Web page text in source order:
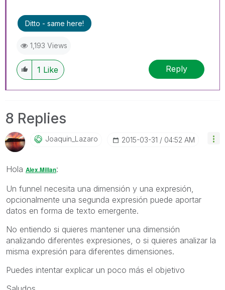
Ditto - same here!
1,193 Views
1 Like Reply
8 Replies
Joaquin_Lazaro ‎2015-03-31 04:52 AM
Hola Alex.Millan:
Un funnel necesita una dimensión y una expresión,
opcionalmente una segunda expresión puede aportar
datos en forma de texto emergente.
No entiendo si quieres mantener una dimensión
analizando diferentes expresiones, o si quieres analizar la
misma expresión para diferentes dimensiones.
Puedes intentar explicar un poco más el objetivo